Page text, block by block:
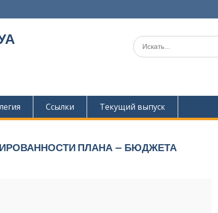
Поиск
для:
Ссылки Текущий выпуск
ПЛАНА – БЮДЖЕТА